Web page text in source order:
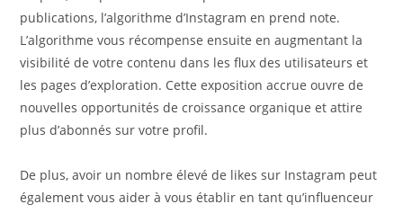
publications, l’algorithme d’Instagram en prend note.
L’algorithme vous récompense ensuite en augmentant la
visibilité de votre contenu dans les flux des utilisateurs et
les pages d’exploration. Cette exposition accrue ouvre de
nouvelles opportunités de croissance organique et attire
plus d’abonnés sur votre profil.
De plus, avoir un nombre élevé de likes sur Instagram peut
également vous aider à vous établir en tant qu’influenceur